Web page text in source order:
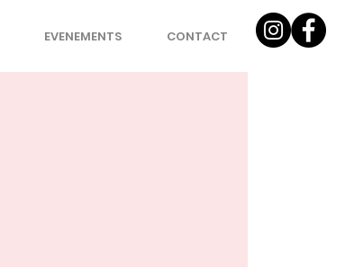
EVENEMENTS CONTACT